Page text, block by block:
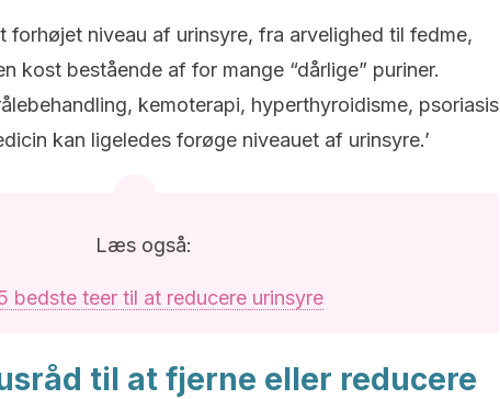
forhøjet niveau af urinsyre, fra arvelighed til fedme,
kost bestående af for mange “dårlige” puriner.
kemoterapi, hyperthyroidisme, psoriasis
kan ligeledes forøge niveauet af urinsyre.’
Læs også:
bedste teer til at reducere urinsyre
til at fjerne eller reducere